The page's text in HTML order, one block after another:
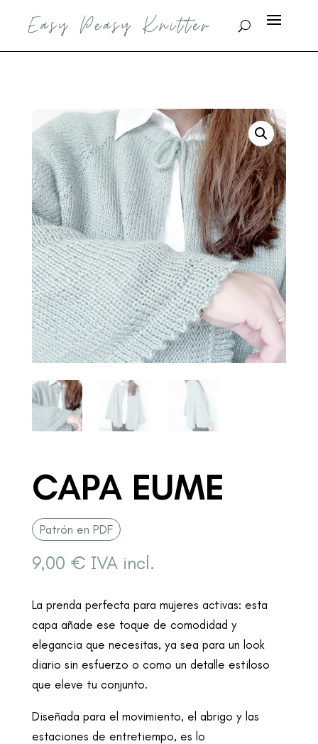
CAPA EUME
Patrón en PDF
9,00 € IVA incl.
La prenda perfecta para mujeres activas: esta
capa añade ese toque de comodidad y
elegancia que necesitas, ya sea para un look
diario sin esfuerzo o como un detalle estiloso
que eleve tu conjunto.
Diseñada para el movimiento, el abrigo y las
estaciones de entretiempo, es lo